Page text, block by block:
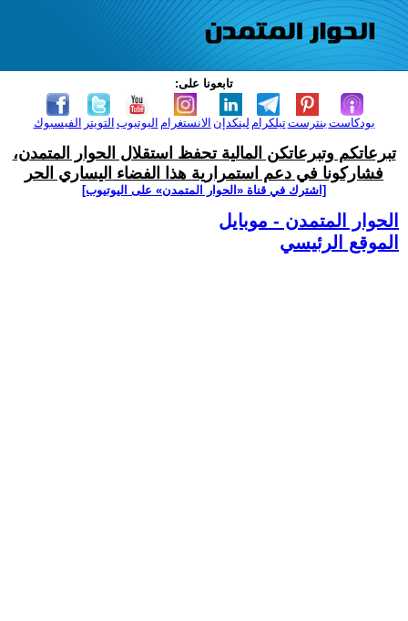
تابعونا على:
الفيسبوك التويتر اليوتيوب الانستغرام لينكدإن تيلكرامبنترست بودكاست
تبرعاتكم وتبرعاتكن المالية تحفظ استقلال الحوار المتمدن،
فشاركونا في دعم استمرارية هذا الفضاء اليساري الحر
[اشترك في قناة ‫«الحوار المتمدن» على اليوتيوب]
الحوار المتمدن - موبايل
الموقع الرئيسي